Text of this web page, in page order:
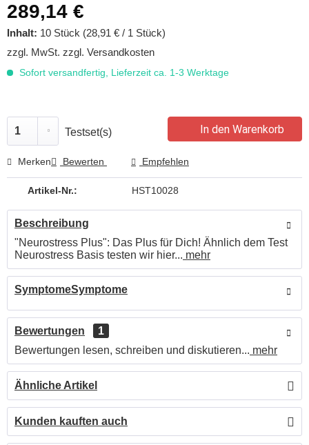
289,14 €
Inhalt: 10 Stück (28,91 € / 1 Stück)
zzgl. MwSt. zzgl. Versandkosten
Sofort versandfertig, Lieferzeit ca. 1-3 Werktage
Testset(s) In den Warenkorb
Merken Bewerten Empfehlen
Artikel-Nr.: HST10028
Beschreibung
"Neurostress Plus": Das Plus für Dich! Ähnlich dem Test
Neurostress Basis testen wir hier... mehr
SymptomeSymptome
Bewertungen
1
Bewertungen lesen, schreiben und diskutieren... mehr
Ähnliche Artikel
Kunden kauften auch